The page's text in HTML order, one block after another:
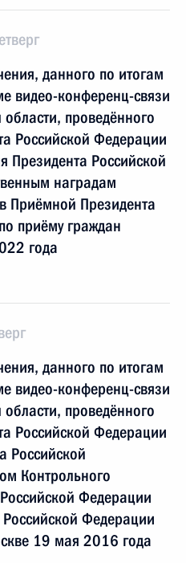
данного по итогам
видео-конференц-связи
проведённого
Российской Федерации
Президента Российской
наградам
Приёмной Президента
приёму граждан
года
данного по итогам
видео-конференц-связи
проведённого
Российской Федерации
Российской
Контрольного
Федерации
Федерации
19 мая 2016 года